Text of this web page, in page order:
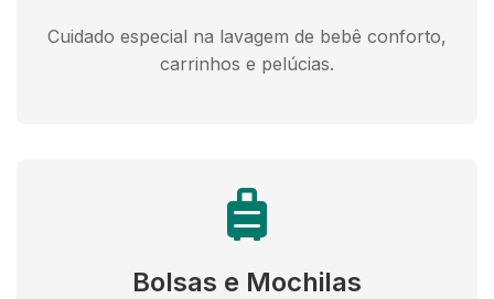
Cuidado especial na lavagem de bebê conforto,
carrinhos e pelúcias.
Bolsas e Mochilas